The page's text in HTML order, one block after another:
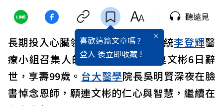
喜歡這篇文章嗎 ?
登入 後立即收藏 !
聽遠見
長期投入心臟領域研究、曾任前總統李登輝醫
療小組召集人的醫療奉獻獎得主連文彬6日辭
世，享壽99歲。 台大醫學院長吳明賢深夜在臉
書悼念恩師，願連文彬的仁心與智慧，繼續在